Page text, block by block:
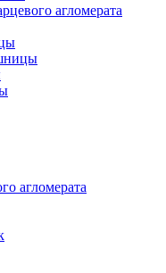
агломерата
агломерата